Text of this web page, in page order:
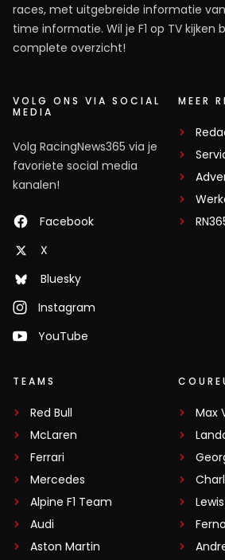
races, met uitgebreide informatie
time informatie. Wil je F1 op TV kijken
complete overzicht!
VOLG ONS VIA SOCIAL
MEDIA
Volg RacingNews365 via je
favoriete social media
kanalen!
Facebook
X
Bluesky
Instagram
YouTube
MEER
TEAMS
Red Bull
McLaren
Ferrari
Mercedes
Alpine F1 Team
Audi
Aston Martin
Max